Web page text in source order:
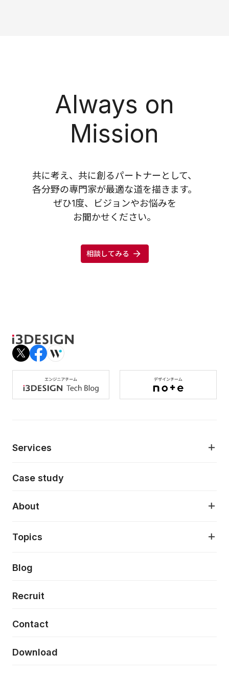
Always on
Mission
共に考え、共に創るパートナーとして、
各分野の専門家が最適な道を描きます。
ぜひ1度、ビジョンやお悩みを
お聞かせください。
相談してみる
Services
AI駆動開発支援
モダナイゼーション
特徴量エンジニアリングと生成AI
フロントエンド開発
Case study
About
About
Topics
Press release
News
Event/Seminer
Blog
Recruit
Contact
Download